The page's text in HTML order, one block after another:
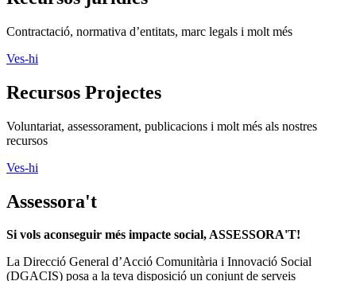
Contractació, normativa d’entitats, marc legals i molt més
Ves-hi
Recursos Projectes
Voluntariat, assessorament, publicacions i molt més als nostres
recursos
Ves-hi
Assessora't
Si vols aconseguir més impacte social, ASSESSORA'T!
La Direcció General d’Acció Comunitària i Innovació Social
(DGACIS) posa a la teva disposició un conjunt de serveis